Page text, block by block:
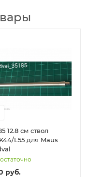
12.8 см ствол
L55 для Maus
руб.